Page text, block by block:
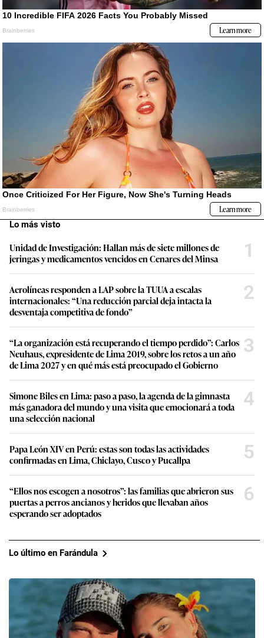
Lo más visto
Unidad de Investigación: Hallan más de siete millones de
jeringas y medicamentos vencidos en Cenares del Minsa
1
Aerolíneas responden a LAP sobre la TUUA a escalas
internacionales: “Una reducción parcial deja intacta la
desventaja competitiva de fondo”
2
“La organización está recuperando el tiempo perdido”: Carlos
Neuhaus, expresidente de Lima 2019, sobre los retos a un año
de Lima 2027 y en qué más está preocupado el Gobierno
3
Simone Biles en Lima: paso a paso, la agenda de la gimnasta
más ganadora del mundo y una visita que emocionará a toda
una selección nacional
4
Papa León XIV en Perú: estas son todas las actividades
confirmadas en Lima, Chiclayo, Cusco y Pucallpa
5
“Ellos nos escogen a nosotros”: las familias que abrieron sus
puertas a perros ancianos y heridos que llevaban años
esperando ser adoptados
6
Lo último en Farándula